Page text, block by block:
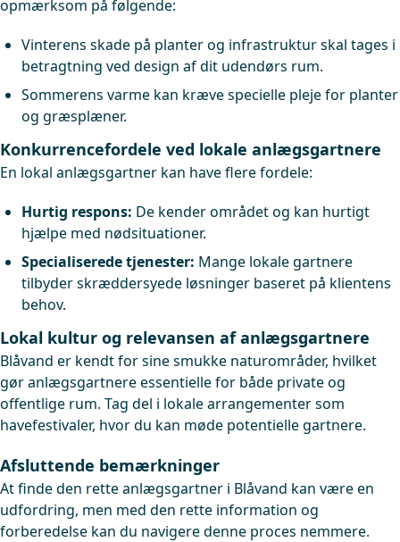
opmærksom på følgende:
Vinterens skade på planter og infrastruktur skal tages i
betragtning ved design af dit udendørs rum.
Sommerens varme kan kræve specielle pleje for planter
og græsplæner.
Konkurrencefordele ved lokale anlægsgartnere
En lokal anlægsgartner kan have flere fordele:
Hurtig respons: De kender området og kan hurtigt
hjælpe med nødsituationer.
Specialiserede tjenester: Mange lokale gartnere
tilbyder skræddersyede løsninger baseret på klientens
behov.
Lokal kultur og relevansen af anlægsgartnere
Blåvand er kendt for sine smukke naturområder, hvilket
gør anlægsgartnere essentielle for både private og
offentlige rum. Tag del i lokale arrangementer som
havefestivaler, hvor du kan møde potentielle gartnere.
Afsluttende bemærkninger
At finde den rette anlægsgartner i Blåvand kan være en
udfordring, men med den rette information og
forberedelse kan du navigere denne proces nemmere.